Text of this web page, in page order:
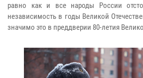
равно как и все народы России
независимость в годы Великой
значимо это в преддверии 80-летия